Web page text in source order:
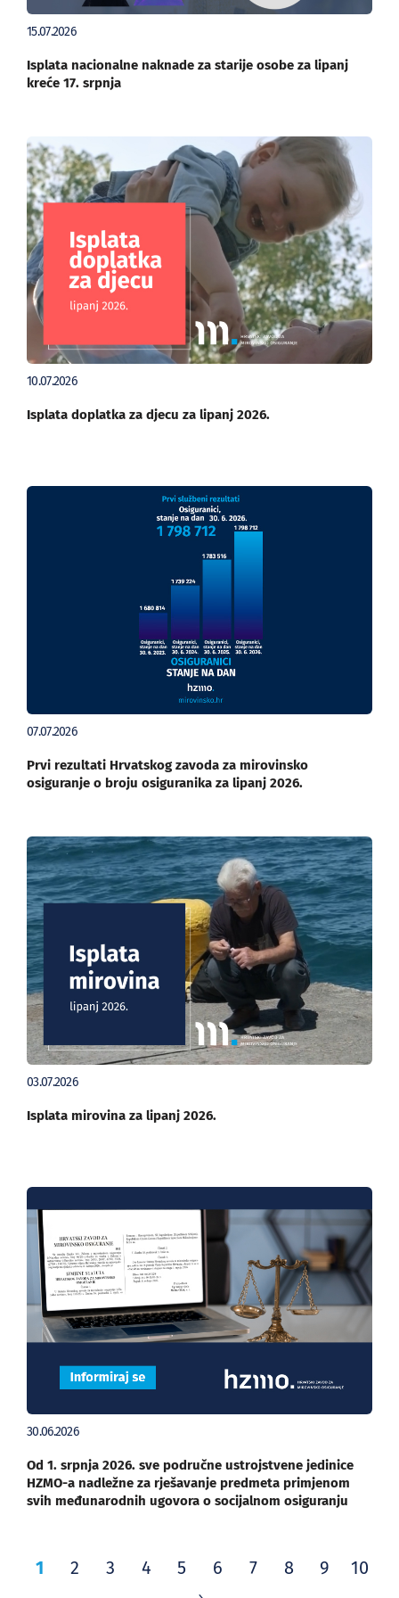
15.07.2026
Isplata nacionalne naknade za starije osobe za lipanj
kreće 17. srpnja
10.07.2026
Isplata doplatka za djecu za lipanj 2026.
07.07.2026
Prvi rezultati Hrvatskog zavoda za mirovinsko
osiguranje o broju osiguranika za lipanj 2026.
03.07.2026
Isplata mirovina za lipanj 2026.
30.06.2026
Od 1. srpnja 2026. sve područne ustrojstvene jedinice
HZMO-a nadležne za rješavanje predmeta primjenom
svih međunarodnih ugovora o socijalnom osiguranju
1 2 3 4 5 6 7 8 9 10